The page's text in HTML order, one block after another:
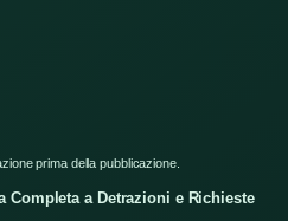
prima della pubblicazione.
Completa a Detrazioni e Richieste